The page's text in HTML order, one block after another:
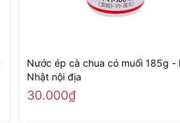
Nước ép cà chua có muối 185g -
Nhật nội địa
30.000₫